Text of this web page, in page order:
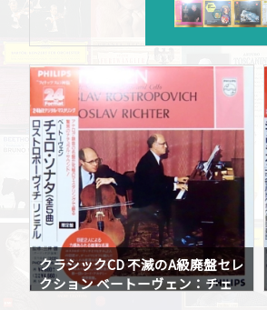
クラシックCD 不滅のA級廃盤セレ
クション ベートーヴェン：チェ